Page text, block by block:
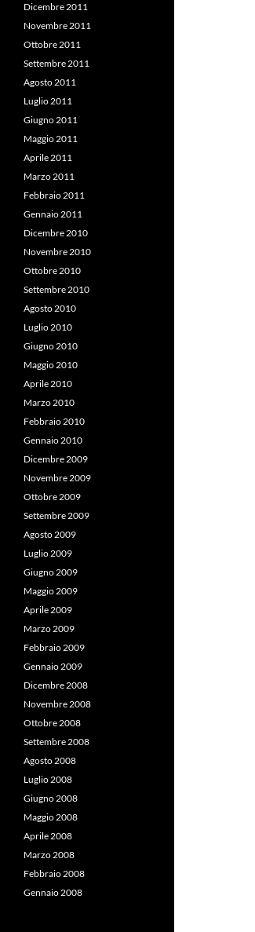
Dicembre 2011
Novembre 2011
Ottobre 2011
Settembre 2011
Agosto 2011
Luglio 2011
Giugno 2011
Maggio 2011
Aprile 2011
Marzo 2011
Febbraio 2011
Gennaio 2011
Dicembre 2010
Novembre 2010
Ottobre 2010
Settembre 2010
Agosto 2010
Luglio 2010
Giugno 2010
Maggio 2010
Aprile 2010
Marzo 2010
Febbraio 2010
Gennaio 2010
Dicembre 2009
Novembre 2009
Ottobre 2009
Settembre 2009
Agosto 2009
Luglio 2009
Giugno 2009
Maggio 2009
Aprile 2009
Marzo 2009
Febbraio 2009
Gennaio 2009
Dicembre 2008
Novembre 2008
Ottobre 2008
Settembre 2008
Agosto 2008
Luglio 2008
Giugno 2008
Maggio 2008
Aprile 2008
Marzo 2008
Febbraio 2008
Gennaio 2008